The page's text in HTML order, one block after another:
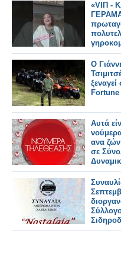
«VIΠ -
με τον
καθένα
Ο
Fortune
Αυτά
ανα
σε
(10/9/